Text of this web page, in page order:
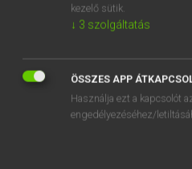
SZOTAR.NET
ONLINE
kezelő sütik.
↓ 3 szolgáltatás
ÖSSZES APP
Használja ezt a kapcsolót
engedélyezéséhez/